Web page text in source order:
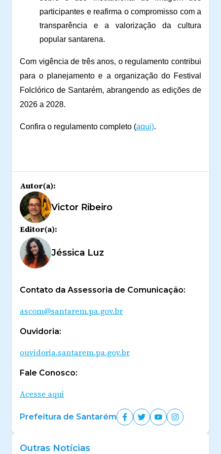
participantes e reafirma o compromisso com a
transparência e a valorização da cultura
popular santarena.
Com vigência de três anos, o regulamento contribui
para o planejamento e a organização do Festival
Folclórico de Santarém, abrangendo as edições de
2026 a 2028.
Confira o regulamento completo (aqui).
Autor(a):
Victor Ribeiro
Editor(a):
Jéssica Luz
Contato da Assessoria de Comunicação:
ascom@santarem.pa.gov.br
Ouvidoria:
ouvidoria.santarem.pa.gov.br
Fale Conosco:
Acesse aqui
Prefeitura de Santarém
Outras Notícias